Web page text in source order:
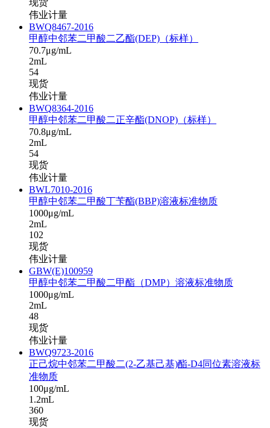
现货
伟业计量
BWQ8467-2016
甲醇中邻苯二甲酸二乙酯(DEP)（标样）
70.7μg/mL
2mL
54
现货
伟业计量
BWQ8364-2016
甲醇中邻苯二甲酸二正辛酯(DNOP)（标样）
70.8μg/mL
2mL
54
现货
伟业计量
BWL7010-2016
甲醇中邻苯二甲酸丁苄酯(BBP)溶液标准物质
1000μg/mL
2mL
102
现货
伟业计量
GBW(E)100959
甲醇中邻苯二甲酸二甲酯（DMP）溶液标准物质
1000μg/mL
2mL
48
现货
伟业计量
BWQ9723-2016
正己烷中邻苯二甲酸二(2-乙基己基)酯-D4同位素溶液标
准物质
100μg/mL
1.2mL
360
现货